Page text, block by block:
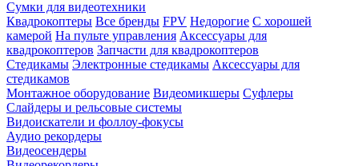
Сумки для видеотехники
Квадрокоптеры Все бренды FPV Недорогие С хорошей
камерой На пульте управления Аксессуары для
квадрокоптеров Запчасти для квадрокоптеров
Стедикамы Электронные стедикамы Аксессуары для
стедикамов
Монтажное оборудование Видеомикшеры Суфлеры
Слайдеры и рельсовые системы
Видоискатели и фоллоу-фокусы
Аудио рекордеры
Видеосендеры